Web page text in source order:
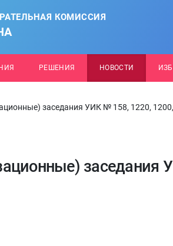
КОМИССИЯ
РЕШЕНИЯ НОВОСТИ
заседания УИК № 158, 1220,
заседания